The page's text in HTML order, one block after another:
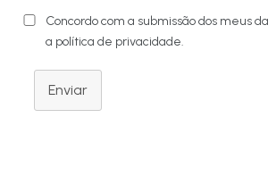
Concordo com a submissão dos meus
a política de privacidade.
Enviar